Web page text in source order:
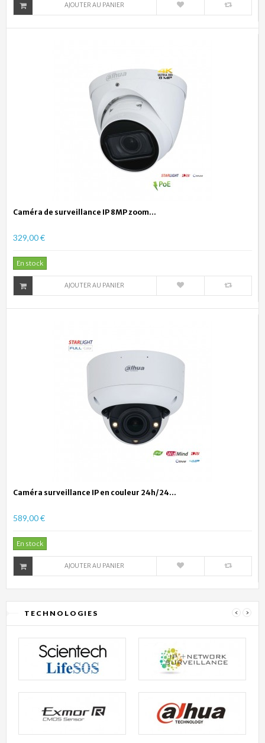
AJOUTER AU PANIER
Caméra de surveillance IP 8MP zoom...
329,00 €
En stock
AJOUTER AU PANIER
Caméra surveillance IP en couleur 24h/24...
589,00 €
En stock
AJOUTER AU PANIER
TECHNOLOGIES ‹ ›